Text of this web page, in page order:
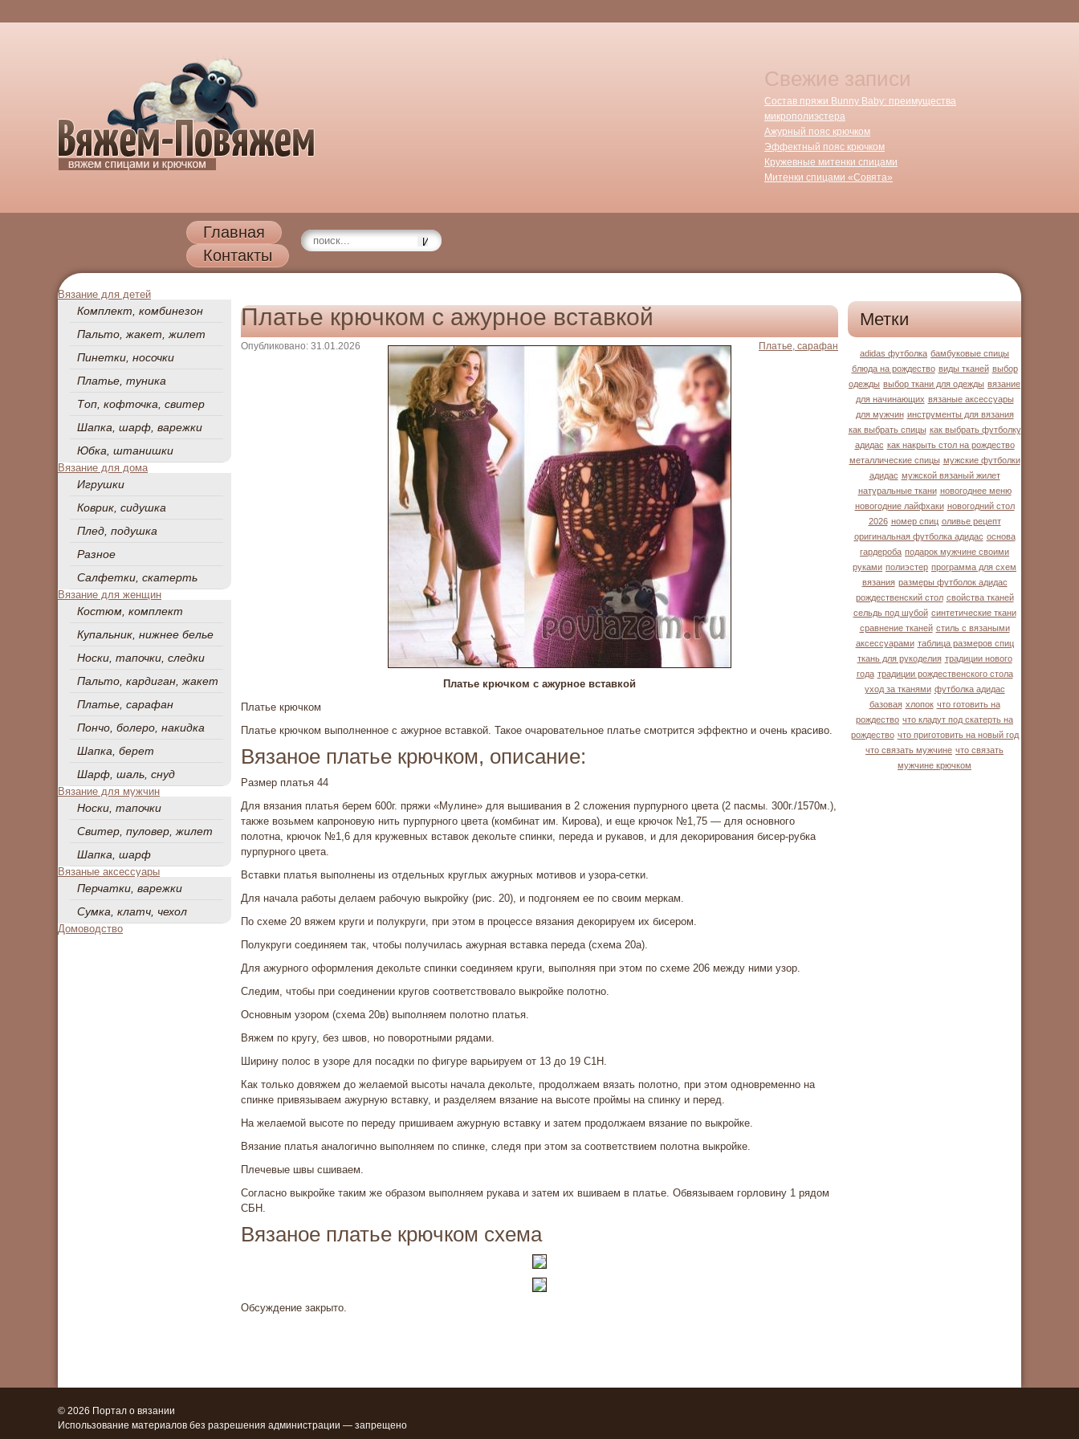
Свежие записи
Состав пряжи Bunny Baby: преимущества
микрополиэстера
Ажурный пояс крючком
Эффектный пояс крючком
Кружевные митенки спицами
Митенки спицами «Совята»
Главная
Контакты
Вязание для детей
Комплект, комбинезон
Пальто, жакет, жилет
Пинетки, носочки
Платье, туника
Топ, кофточка, свитер
Шапка, шарф, варежки
Юбка, штанишки
Вязание для дома
Игрушки
Коврик, сидушка
Плед, подушка
Разное
Салфетки, скатерть
Вязание для женщин
Костюм, комплект
Купальник, нижнее белье
Носки, тапочки, следки
Пальто, кардиган, жакет
Платье, сарафан
Пончо, болеро, накидка
Шапка, берет
Шарф, шаль, снуд
Вязание для мужчин
Носки, тапочки
Свитер, пуловер, жилет
Шапка, шарф
Вязаные аксессуары
Перчатки, варежки
Сумка, клатч, чехол
Домоводство
Платье крючком с ажурное вставкой
Опубликовано: 31.01.2026 Платье, сарафан
Платье крючком с ажурное вставкой
Платье крючком
Платье крючком выполненное с ажурное вставкой. Такое очаровательное платье смотрится эффектно и очень красиво.
Вязаное платье крючком, описание:
Размер платья 44
Для вязания платья берем 600г. пряжи «Мулине» для вышивания в 2 сложения пурпурного цвета (2 пасмы. 300г./1570м.),
также возьмем капроновую нить пурпурного цвета (комбинат им. Кирова), и еще крючок №1,75 — для основного
полотна, крючок №1,6 для кружевных вставок декольте спинки, переда и рукавов, и для декорирования бисер-рубка
пурпурного цвета.
Вставки платья выполнены из отдельных круглых ажурных мотивов и узора-сетки.
Для начала работы делаем рабочую выкройку (рис. 20), и подгоняем ее по своим меркам.
По схеме 20 вяжем круги и полукруги, при этом в процессе вязания декорируем их бисером.
Полукруги соединяем так, чтобы получилась ажурная вставка переда (схема 20а).
Для ажурного оформления декольте спинки соединяем круги, выполняя при этом по схеме 206 между ними узор.
Следим, чтобы при соединении кругов соответствовало выкройке полотно.
Основным узором (схема 20в) выполняем полотно платья.
Вяжем по кругу, без швов, но поворотными рядами.
Ширину полос в узоре для посадки по фигуре варьируем от 13 до 19 С1Н.
Как только довяжем до желаемой высоты начала декольте, продолжаем вязать полотно, при этом одновременно на
спинке привязываем ажурную вставку, и разделяем вязание на высоте проймы на спинку и перед.
На желаемой высоте по переду пришиваем ажурную вставку и затем продолжаем вязание по выкройке.
Вязание платья аналогично выполняем по спинке, следя при этом за соответствием полотна выкройке.
Плечевые швы сшиваем.
Согласно выкройке таким же образом выполняем рукава и затем их вшиваем в платье. Обвязываем горловину 1 рядом
СБН.
Вязаное платье крючком схема
Обсуждение закрыто.
Метки
adidas футболка бамбуковые спицы
блюда на рождество виды тканей выбор
одежды выбор ткани для одежды вязание
для начинающих вязаные аксессуары
для мужчин инструменты для вязания
как выбрать спицы как выбрать футболку
адидас как накрыть стол на рождество
металлические спицы мужские футболки
адидас мужской вязаный жилет
натуральные ткани новогоднее меню
новогодние лайфхаки новогодний стол
2026 номер спиц оливье рецепт
оригинальная футболка адидас основа
гардероба подарок мужчине своими
руками полиэстер программа для схем
вязания размеры футболок адидас
рождественский стол свойства тканей
сельдь под шубой синтетические ткани
сравнение тканей стиль с вязаными
аксессуарами таблица размеров спиц
ткань для рукоделия традиции нового
года традиции рождественского стола
уход за тканями футболка адидас
базовая хлопок что готовить на
рождество что кладут под скатерть на
рождество что приготовить на новый год
что связать мужчине что связать
мужчине крючком
© 2026 Портал о вязании
Использование материалов без разрешения администрации — запрещено